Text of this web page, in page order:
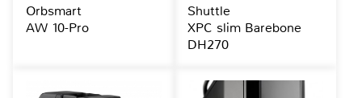
Orbsmart
AW 10-Pro
Shuttle
XPC slim Barebone
DH270